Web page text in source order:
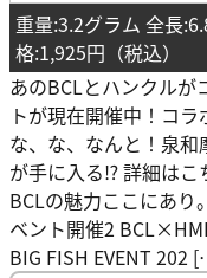
重量:3.2グラム 全長
格:1,925円（税込）
あのBCLとハンクルが
トが現在開催中！コラ
な、な、なんと！泉
が手に入る⁉ 詳細はこ
BCLの魅力ここにあり
ベント開催2
BIG FISH EVENT 202